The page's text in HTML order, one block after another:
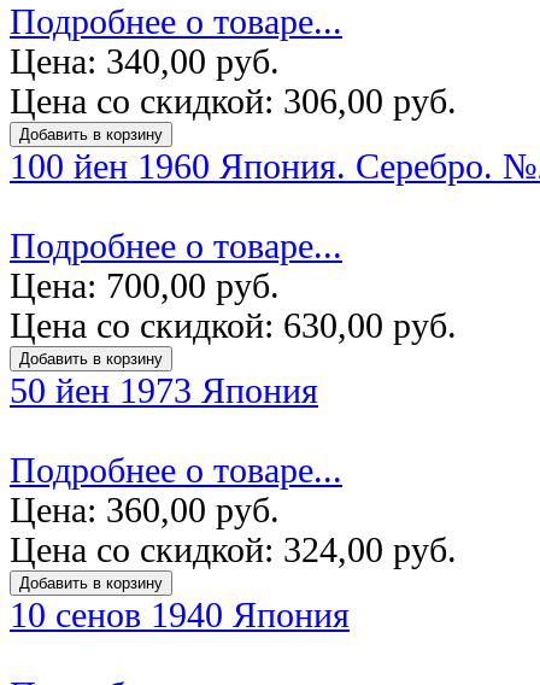
Подробнее о товаре...
Цена: 340,00 руб.
Цена со скидкой: 306,00 руб.
100 йен 1960 Япония. Серебро.
Подробнее о товаре...
Цена: 700,00 руб.
Цена со скидкой: 630,00 руб.
50 йен 1973 Япония
Подробнее о товаре...
Цена: 360,00 руб.
Цена со скидкой: 324,00 руб.
10 сенов 1940 Япония